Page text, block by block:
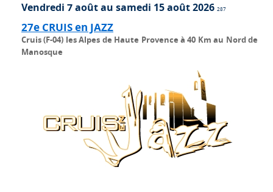
Vendredi 7 août au samedi 15 août 2026 287
27e CRUIS en JAZZ
Cruis (F-04) les Alpes de Haute Provence à 40 Km au Nord de
Manosque